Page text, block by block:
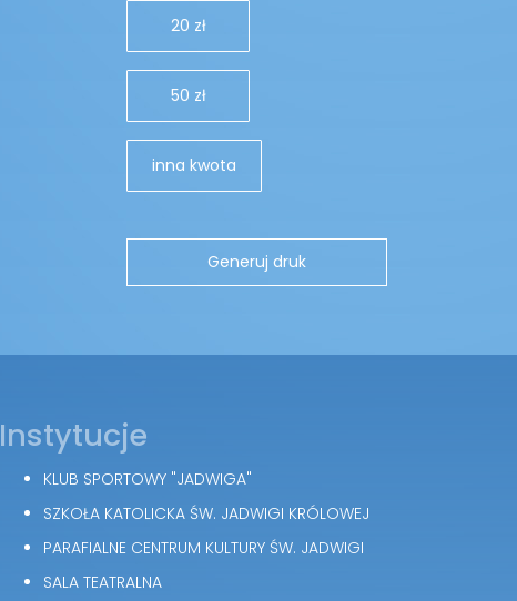
20 zł
50 zł
inna kwota
Instytucje
KLUB SPORTOWY "JADWIGA"
SZKOŁA KATOLICKA ŚW. JADWIGI KRÓLOWEJ
PARAFIALNE CENTRUM KULTURY ŚW. JADWIGI
SALA TEATRALNA